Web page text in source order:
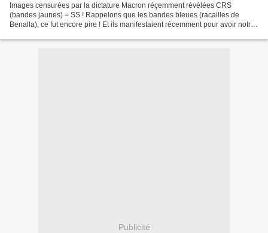
Images censurées par la dictature Macron réçemment révélées CRS
(bandes jaunes) = SS ! Rappelons que les bandes bleues (racailles de
Benalla), ce fut encore pire ! Et ils manifestaient récemment pour avoir notre
Publicité